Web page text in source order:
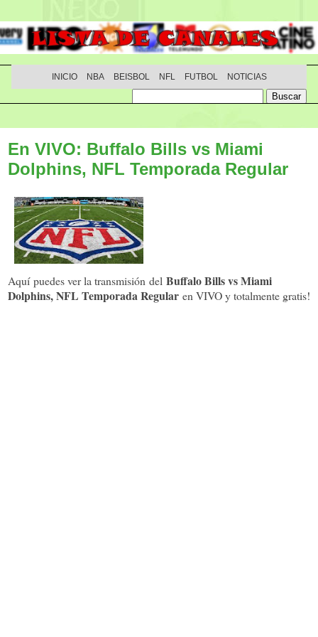
INICIO NBA BEISBOL NFL FUTBOL NOTICIAS
En VIVO: Buffalo Bills vs Miami
Dolphins, NFL Temporada Regular
Aquí puedes ver la transmisión del Buffalo Bills vs Miami
Dolphins, NFL Temporada Regular en VIVO y totalmente gratis!